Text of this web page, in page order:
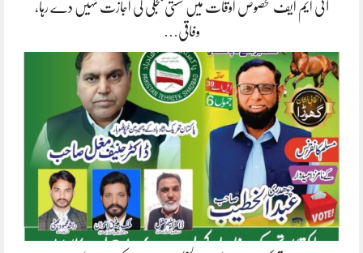
آئی ایم ایف مخصوص اوقات میں سستی بجلی کی اجازت نہیں دے رہا،
وفاقی…